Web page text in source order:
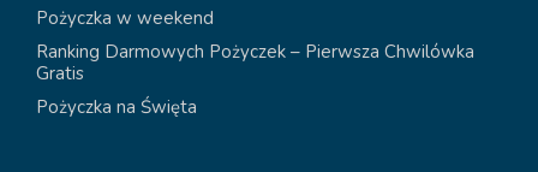
Pożyczka w weekend
Ranking Darmowych Pożyczek – Pierwsza Chwilówka
Gratis
Pożyczka na Święta